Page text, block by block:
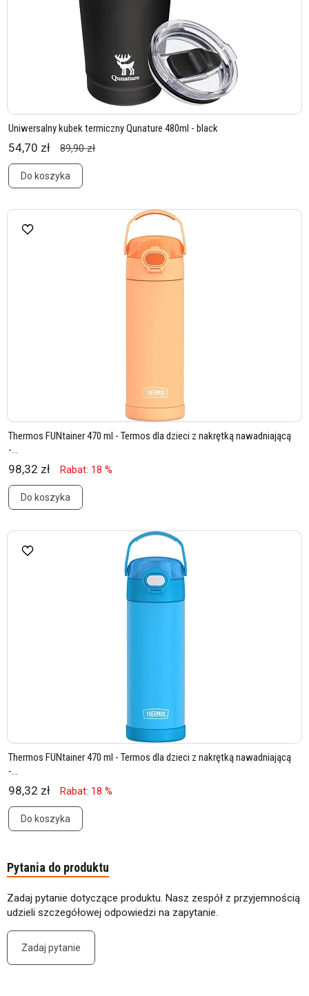
Uniwersalny kubek termiczny Qunature 480ml - black
54,70 zł 89,90 zł
Do koszyka
Thermos FUNtainer 470 ml - Termos dla dzieci z nakrętką nawadniającą
-...
98,32 zł Rabat: 18 %
Do koszyka
Thermos FUNtainer 470 ml - Termos dla dzieci z nakrętką nawadniającą
-...
98,32 zł Rabat: 18 %
Do koszyka
Pytania do produktu
Zadaj pytanie dotyczące produktu. Nasz zespół z przyjemnością
udzieli szczegółowej odpowiedzi na zapytanie.
Zadaj pytanie